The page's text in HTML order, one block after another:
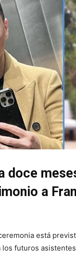
doce
a
está
futuros